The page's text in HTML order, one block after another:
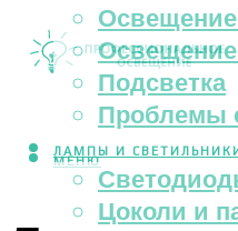
Подсветка
Проблемы
ЛАМПЫ И СВЕТИЛЬНИКИ
Цоколи и
МЕНЮ